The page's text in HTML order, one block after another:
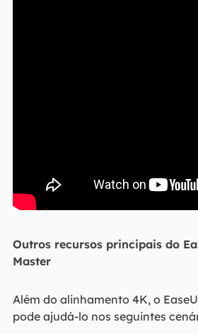
Outros recursos principais do
Master
Além do alinhamento 4K, o
pode ajudá-lo nos seguintes